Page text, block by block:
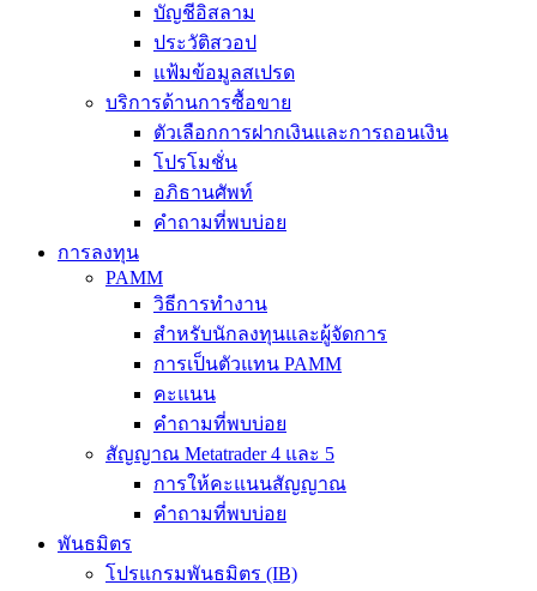
บัญชีอิสลาม
ประวัติสวอป
แฟ้มข้อมูลสเปรด
บริการด้านการซื้อขาย
ตัวเลือกการฝากเงินและการถอนเงิน
โปรโมชั่น
อภิธานศัพท์
คำถามที่พบบ่อย
การลงทุน
PAMM
วิธีการทำงาน
สำหรับนักลงทุนและผู้จัดการ
การเป็นตัวแทน PAMM
คะแนน
คำถามที่พบบ่อย
สัญญาณ Metatrader 4 และ 5
การให้คะแนนสัญญาณ
คำถามที่พบบ่อย
พันธมิตร
โปรแกรมพันธมิตร (IB)